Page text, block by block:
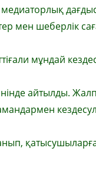
медиаторлық
мен шеберлік
мұндай
айтылды.
қатысушыларға